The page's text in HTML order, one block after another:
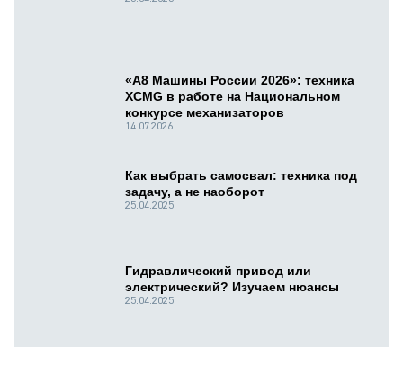
«А8 Машины России 2026»: техника
XCMG в работе на Национальном
конкурсе механизаторов
14.07.2026
Как выбрать самосвал: техника под
задачу, а не наоборот
25.04.2025
Гидравлический привод или
электрический? Изучаем нюансы
25.04.2025